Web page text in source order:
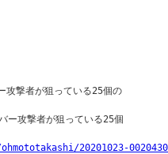
攻撃者が狙っている25個の
ー攻撃者が狙っている25個
20201023-